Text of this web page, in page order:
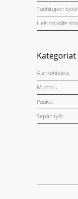
Tuohitupen
Helsinki knife
Kategoriat
Ajankohtaista
Muotoilu
Puukot
Sepän työt